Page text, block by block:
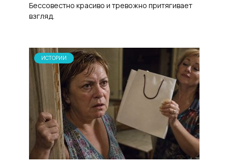
Бессовестно красиво и тревожно притягивает
взгляд.
ИСТОРИИ